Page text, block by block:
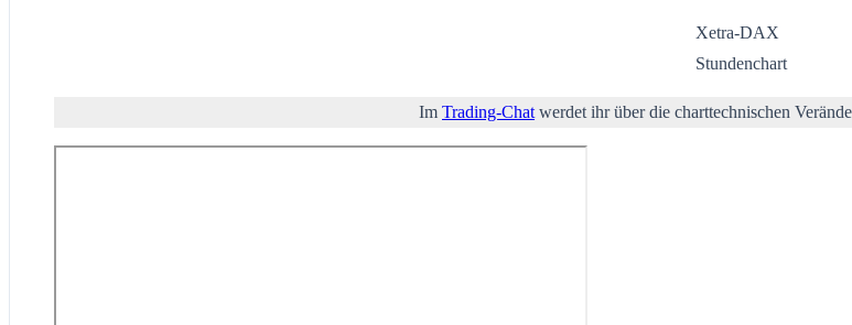
Xetra-DAX
Stundenchart
Im Trading-Chat werdet ihr über die charttechnischen